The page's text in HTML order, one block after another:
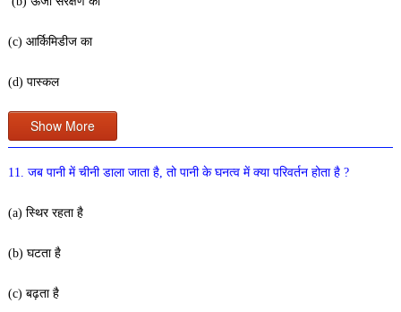
(c) आर्किमिडीज का
(d) पास्कल
Show More
11. जब पानी में चीनी डाला जाता है, तो पानी के घनत्व में क्या परिवर्तन होता है ?
(a) स्थिर रहता है
(b) घटता है
(c) बढ़ता है